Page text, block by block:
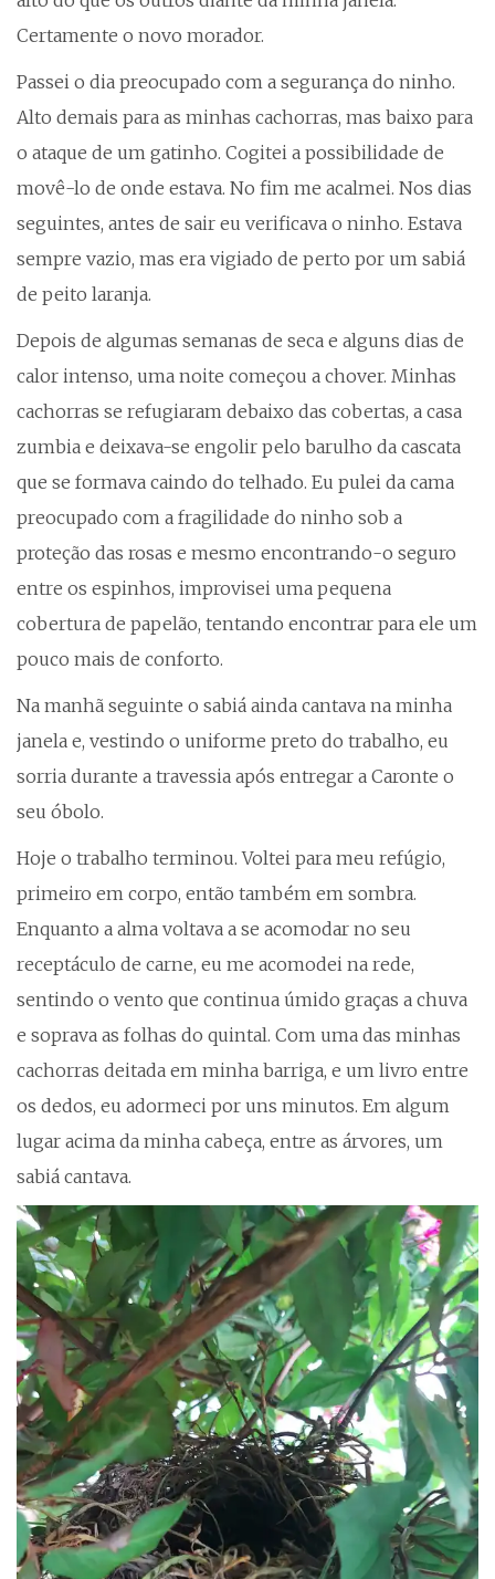
Certamente o novo morador.
Passei o dia preocupado com a segurança do ninho.
Alto demais para as minhas cachorras, mas baixo para
o ataque de um gatinho. Cogitei a possibilidade de
movê-lo de onde estava. No fim me acalmei. Nos dias
seguintes, antes de sair eu verificava o ninho. Estava
sempre vazio, mas era vigiado de perto por um sabiá
de peito laranja.
Depois de algumas semanas de seca e alguns dias de
calor intenso, uma noite começou a chover. Minhas
cachorras se refugiaram debaixo das cobertas, a casa
zumbia e deixava-se engolir pelo barulho da cascata
que se formava caindo do telhado. Eu pulei da cama
preocupado com a fragilidade do ninho sob a
proteção das rosas e mesmo encontrando-o seguro
entre os espinhos, improvisei uma pequena
cobertura de papelão, tentando encontrar para ele um
pouco mais de conforto.
Na manhã seguinte o sabiá ainda cantava na minha
janela e, vestindo o uniforme preto do trabalho, eu
sorria durante a travessia após entregar a Caronte o
seu óbolo.
Hoje o trabalho terminou. Voltei para meu refúgio,
primeiro em corpo, então também em sombra.
Enquanto a alma voltava a se acomodar no seu
receptáculo de carne, eu me acomodei na rede,
sentindo o vento que continua úmido graças a chuva
e soprava as folhas do quintal. Com uma das minhas
cachorras deitada em minha barriga, e um livro entre
os dedos, eu adormeci por uns minutos. Em algum
lugar acima da minha cabeça, entre as árvores, um
sabiá cantava.